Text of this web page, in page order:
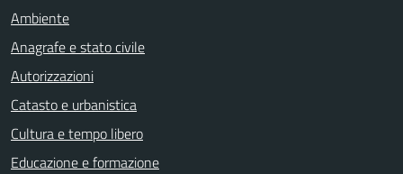
Ambiente
Anagrafe e stato civile
Autorizzazioni
Catasto e urbanistica
Cultura e tempo libero
Educazione e formazione